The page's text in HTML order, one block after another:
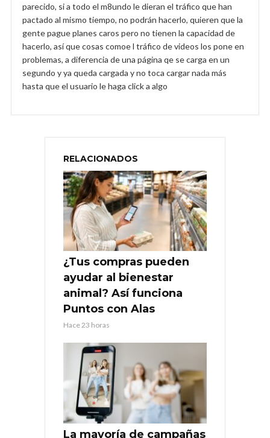
parecido, si a todo el m8undo le dieran el tráfico que han
pactado al mismo tiempo, no podrán hacerlo, quieren que la
gente pague planes caros pero no tienen la capacidad de
hacerlo, así que cosas comoe l tráfico de videos los pone en
problemas, a diferencia de una página qe se carga en un
segundo y ya queda cargada y no toca cargar nada más
hasta que el usuario le haga click a algo
RELACIONADOS
¿Tus compras pueden
ayudar al bienestar
animal? Así funciona
Puntos con Alas
Hace 23 horas
La mayoría de campañas